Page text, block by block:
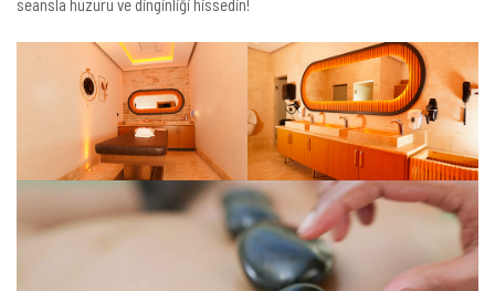
seansla huzuru ve dinginliği hissedin!